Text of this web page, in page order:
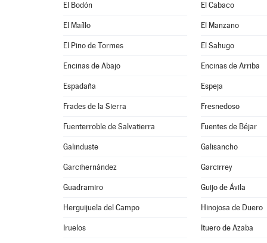
El Bodón El Cabaco
El Maíllo El Manzano
El Pino de Tormes El Sahugo
Encinas de Abajo Encinas de Arriba
Espadaña Espeja
Frades de la Sierra Fresnedoso
Fuenterroble de Salvatierra Fuentes de Béjar
Galinduste Galisancho
Garcihernández Garcirrey
Guadramiro Guijo de Ávila
Herguijuela del Campo Hinojosa de Duero
Iruelos Ituero de Azaba